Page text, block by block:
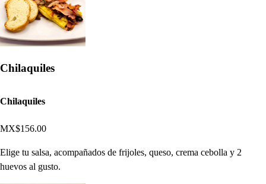
Chilaquiles
Chilaquiles
MX$156.00
Elige tu salsa, acompañados de frijoles, queso, crema cebolla y 2
huevos al gusto.